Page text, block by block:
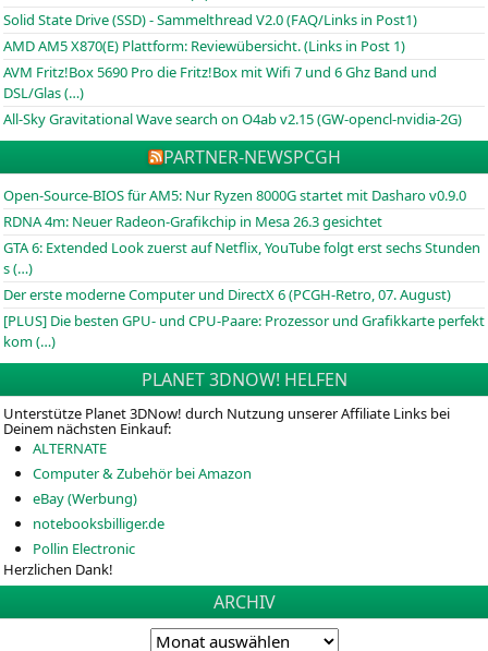
Solid State Drive (SSD) - Sammelthread V2.0 (FAQ/Links in Post1)
AMD AM5 X870(E) Plattform: Reviewübersicht. (Links in Post 1)
AVM Fritz!Box 5690 Pro die Fritz!Box mit Wifi 7 und 6 Ghz Band und
DSL/Glas (…)
All-Sky Gravitational Wave search on O4ab v2.15 (GW-opencl-nvidia-2G)
PARTNER-NEWSPCGH
Open-Source-BIOS für AM5: Nur Ryzen 8000G startet mit Dasharo v0.9.0
RDNA 4m: Neuer Radeon-Grafikchip in Mesa 26.3 gesichtet
GTA 6: Extended Look zuerst auf Netflix, YouTube folgt erst sechs Stunden
s (…)
Der erste moderne Computer und DirectX 6 (PCGH-Retro, 07. August)
[PLUS] Die besten GPU- und CPU-Paare: Prozessor und Grafikkarte perfekt
kom (…)
PLANET 3DNOW! HELFEN
Unterstütze Planet 3DNow! durch Nutzung unserer Affiliate Links bei
Deinem nächsten Einkauf:
ALTERNATE
Computer & Zubehör bei Amazon
eBay (Werbung)
notebooksbilliger.de
Pollin Electronic
Herzlichen Dank!
ARCHIV